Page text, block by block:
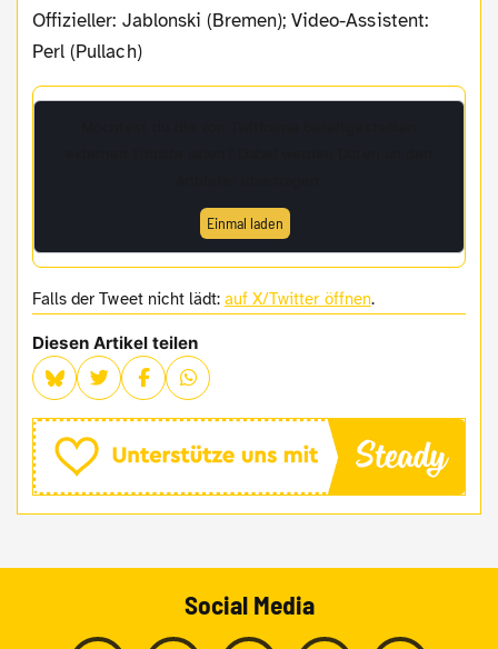
Offizieller: Jablonski (Bremen); Video-Assistent:
Perl (Pullach)
Einmal laden
Falls der Tweet nicht lädt:auf X/Twitter öffnen.
Diesen Artikel teilen
Social Media